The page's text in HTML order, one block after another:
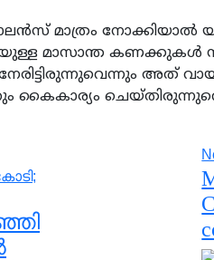
മാത്രം നോക്കിയാല്‍
മാസാന്ത കണക്കുകള്‍
അത്
കൈകാര്യം